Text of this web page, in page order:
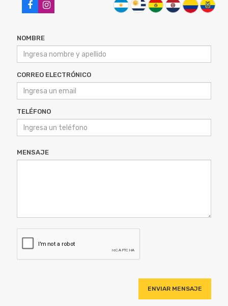
CORREO ELECTRÓNICO
TELÉFONO
MENSAJE